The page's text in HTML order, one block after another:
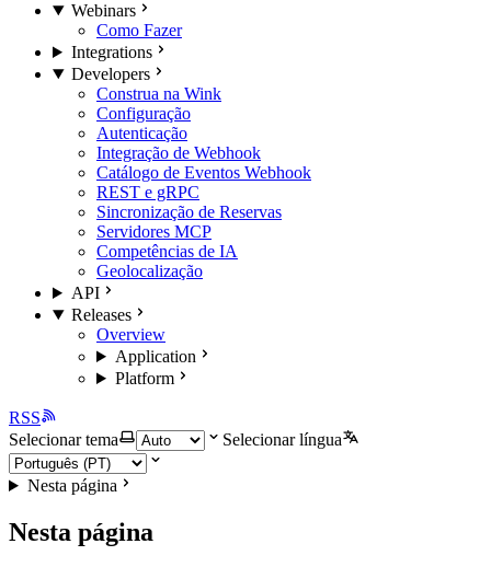
Webinars
Como Fazer
Integrations
Developers
Construa na Wink
Configuração
Autenticação
Integração de Webhook
Catálogo de Eventos Webhook
REST e gRPC
Sincronização de Reservas
Servidores MCP
Competências de IA
Geolocalização
API
Releases
Overview
Application
Platform
RSS
Selecionar tema
Selecionar língua
Nesta página
Nesta página